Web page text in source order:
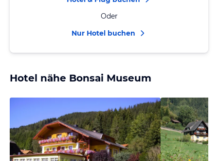
Oder
Nur Hotel buchen
Hotel nähe Bonsai Museum